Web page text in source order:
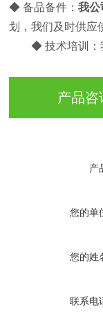
◆ 备品备件： 我公
划，我们及时供应
◆ 技术培训：
产品咨
产
您的单
您的姓
联系电